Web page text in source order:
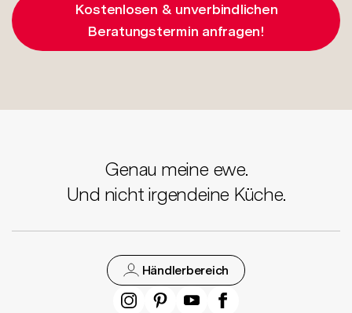
Kostenlosen & unverbindlichen
Beratungstermin anfragen!
Genau meine ewe.
Und nicht irgendeine Küche.
Händlerbereich